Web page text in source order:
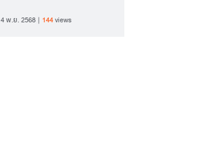
4 พ.ย. 2568 144views